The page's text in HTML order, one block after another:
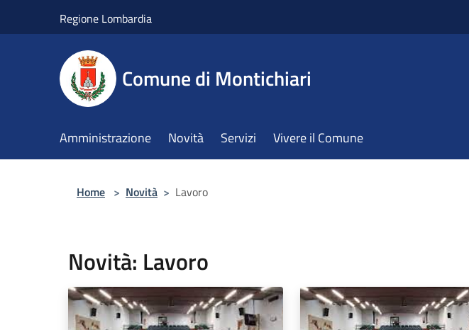
Regione Lombardia
Comune di Montichiari
Amministrazione Novità Servizi Vivere il Comune
Home > Novità > Lavoro
Novità: Lavoro